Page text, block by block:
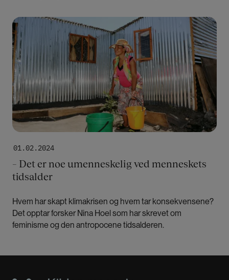
01.02.2024
– Det er noe umenneskelig ved menneskets
tidsalder
Hvem har skapt klimakrisen og hvem tar konsekvensene?
Det opptar forsker Nina Hoel som har skrevet om
feminisme og den antropocene tidsalderen.
Bilde